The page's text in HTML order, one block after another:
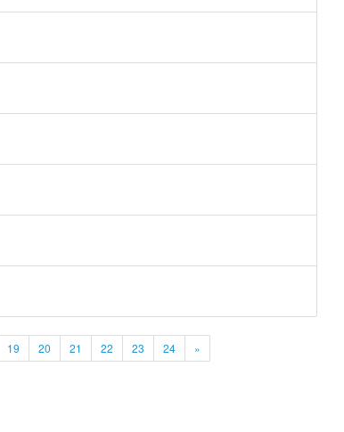
19 20 21 22 23 24 »